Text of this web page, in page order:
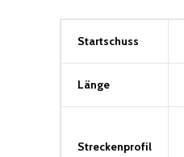
Startschuss
Länge
Streckenprofil